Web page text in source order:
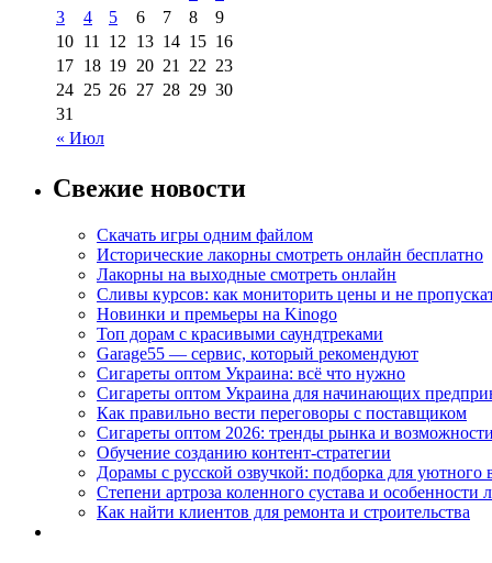
« Июл
3
4 5 6 7 8
9
10 11 12 13 14 15 16
17 18 19 20 21 22 23
24 25 26 27 28 29 30
31
Свежие новости
Скачать игры одним файлом
Исторические лакорны смотреть онлайн бесплатно
Лакорны на выходные смотреть онлайн
Сливы курсов: как мониторить цены и не
Новинки и премьеры на Kinogo
Топ дорам с красивыми саундтреками
Garage55 — сервис, который рекомендуют
Сигареты оптом Украина: всё что нужно
Сигареты оптом Украина для начинающих
Как правильно вести переговоры с поставщиком
Сигареты оптом 2026: тренды рынка и возможности
Обучение созданию контент-стратегии
Дорамы с русской озвучкой: подборка для уютного
Степени артроза коленного сустава и особенности
Как найти клиентов для ремонта и строительства